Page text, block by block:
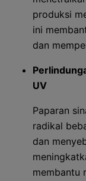
produksi
ini
dan
UV
Paparan
radikal
dan
membantu